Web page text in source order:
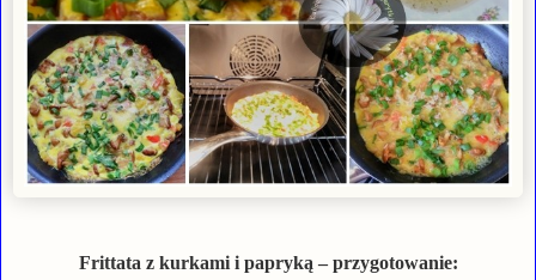
Frittata z kurkami i papryką – przygotowanie: